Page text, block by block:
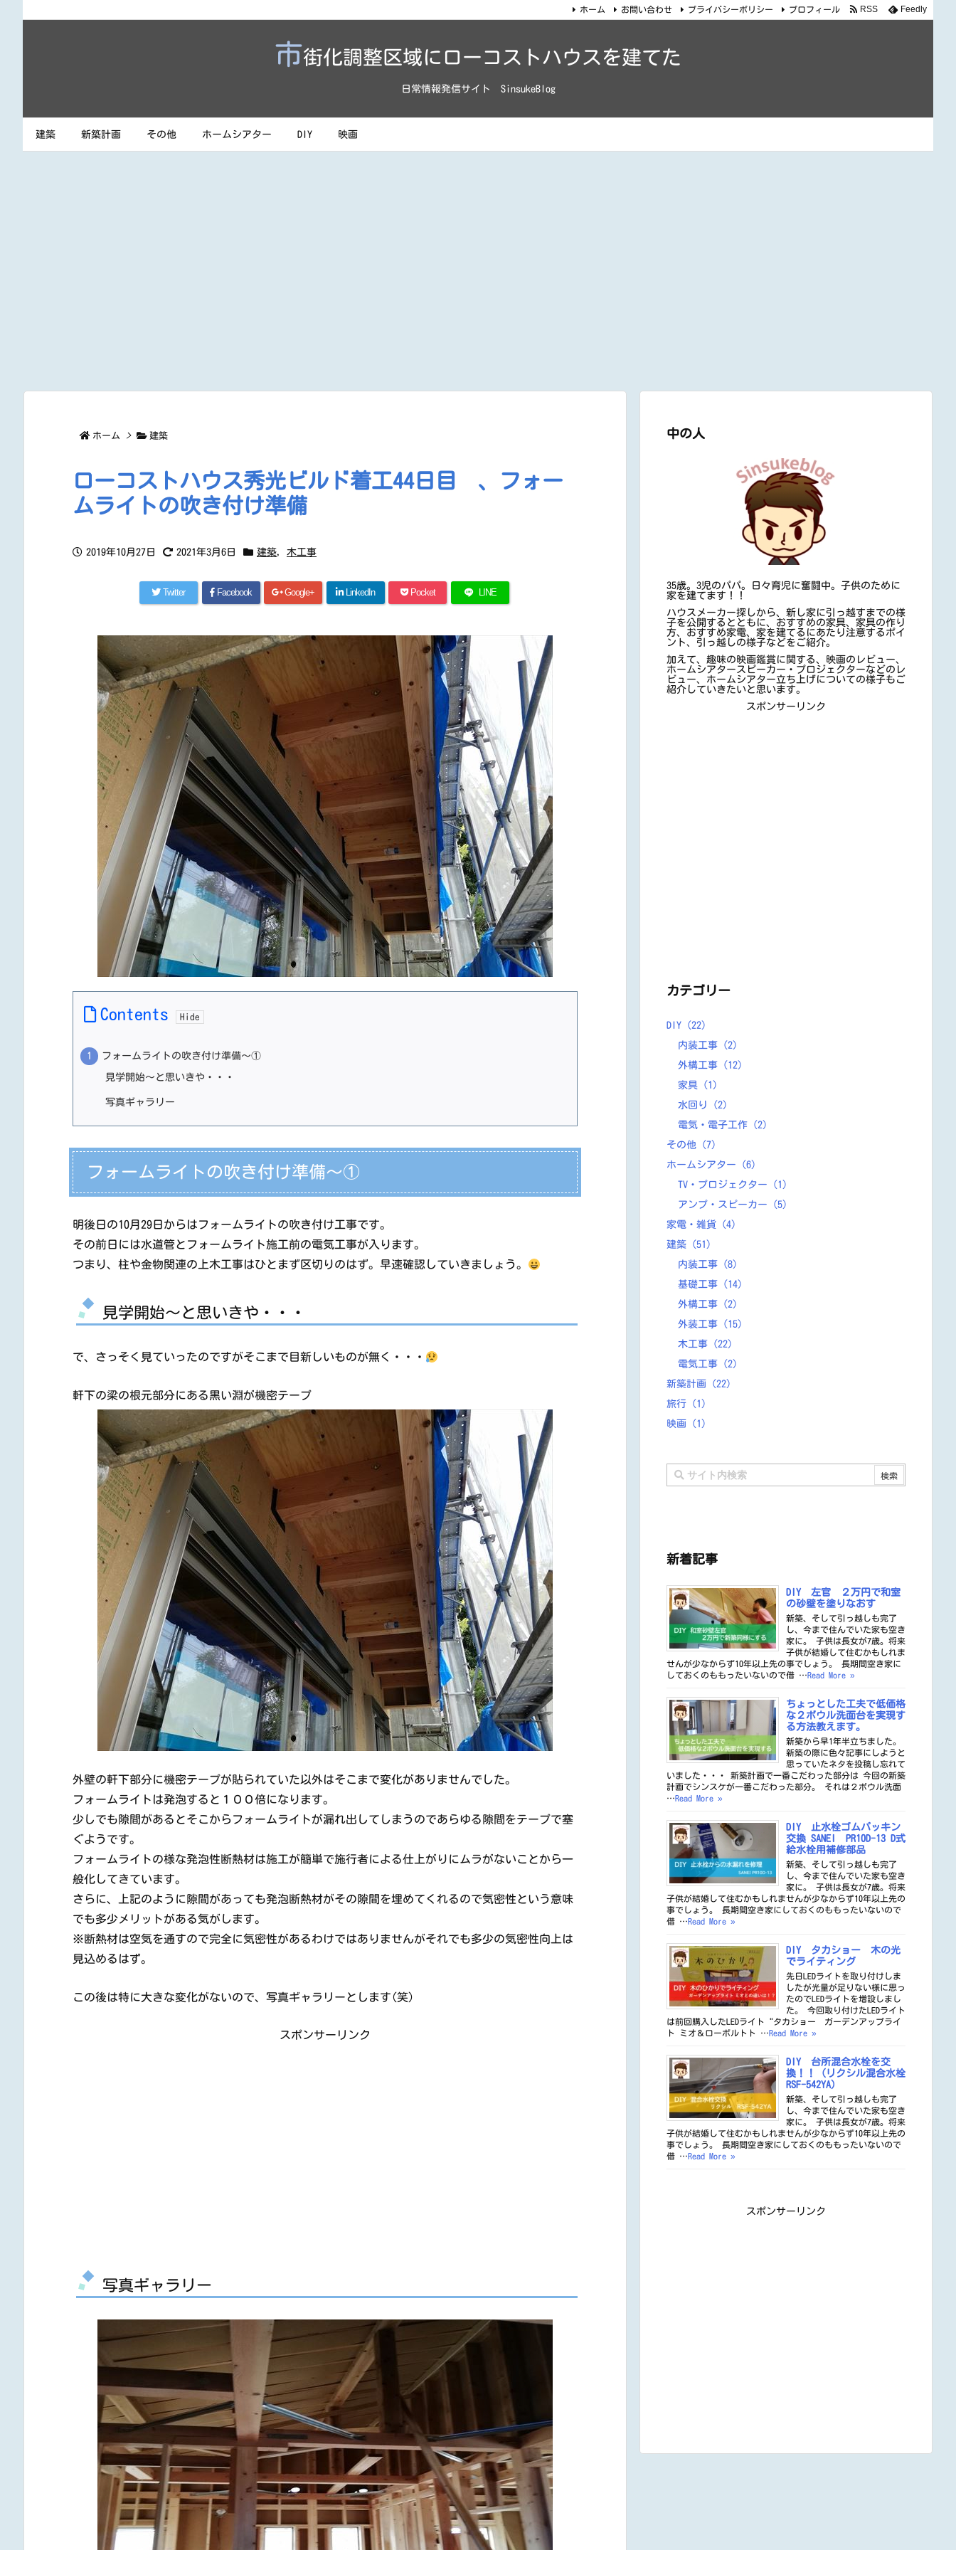
市街化調整区域にローコストハウスを建てた
日常情報発信サイト SinsukeBlog
建築 新築計画 その他 ホームシアター DIY 映画
ホーム お問い合わせ プライバシーポリシー プロフィール RSS Feedly
ホーム > 建築
ローコストハウス秀光ビルド着工44日目 、フォー
ムライトの吹き付け準備
2019年10月27日 2021年3月6日 建築, 木工事
Twitter Facebook Google+ LinkedIn Pocket LINE
Contents
フォームライトの吹き付け準備～①
見学開始～と思いきや・・・
写真ギャラリー
フォームライトの吹き付け準備～①
明後日の10月29日からはフォームライトの吹き付け工事です。
その前日には水道管とフォームライト施工前の電気工事が入ります。
つまり、柱や金物関連の上木工事はひとまず区切りのはず。早速確認していきましょう。
見学開始～と思いきや・・・
で、さっそく見ていったのですがそこまで目新しいものが無く・・・
軒下の梁の根元部分にある黒い淵が機密テープ
外壁の軒下部分に機密テープが貼られていた以外はそこまで変化がありませんでした。
フォームライトは発泡すると１００倍になります。
少しでも隙間があるとそこからフォームライトが漏れ出してしまうのであらゆる隙間をテープで塞
ぐようです。
フォームライトの様な発泡性断熱材は施工が簡単で施行者による仕上がりにムラがないことから一
般化してきています。
さらに、上記のように隙間があっても発泡断熱材がその隙間を埋めてくれるので気密性という意味
でも多少メリットがある気がします。
※断熱材は空気を通すので完全に気密性があるわけではありませんがそれでも多少の気密性向上は
見込めるはず。
この後は特に大きな変化がないので、写真ギャラリーとします(笑)
スポンサーリンク
写真ギャラリー
中の人
35歳。3児のパパ。日々育児に奮闘中。子供のために
家を建てます！！
ハウスメーカー探しから、新し家に引っ越すまでの様
子を公開するとともに、おすすめの家具、家具の作り
方、おすすめ家電、家を建てるにあたり注意するポイ
ント、引っ越しの様子などをご紹介。
加えて、趣味の映画鑑賞に関する、映画のレビュー、
ホームシアタースピーカー・プロジェクターなどのレ
ビュー、ホームシアター立ち上げについての様子もご
紹介していきたいと思います。
スポンサーリンク
カテゴリー
DIY
(22)
内装工事
(2)
外構工事
(12)
家具
(1)
水回り
(2)
電気・電子工作
(2)
その他
(7)
ホームシアター
(6)
TV・プロジェクター
(1)
アンプ・スピーカー
(5)
家電・雑貨
(4)
建築
(51)
内装工事
(8)
基礎工事
(14)
外構工事
(2)
外装工事
(15)
木工事
(22)
電気工事
(2)
新築計画
(22)
旅行
(1)
映画
(1)
新着記事
DIY 左官 ２万円で和室
の砂壁を塗りなおす
新築、そして引っ越しも完了
し、今まで住んでいた家も空き
家に。 子供は長女が7歳。将来
子供が結婚して住むかもしれま
せんが少なからず10年以上先の事でしょう。 長期間空き家に
しておくのももったいないので借 …Read More »
ちょっとした工夫で低価格
な２ボウル洗面台を実現す
る方法教えます。
新築から早1年半立ちました。
新築の際に色々記事にしようと
思っていたネタを投稿し忘れて
いました・・・ 新築計画で一番こだわった部分は 今回の新築
計画でシンスケが一番こだわった部分。 それは２ボウル洗面
…Read More »
DIY 止水栓ゴムパッキン
交換 SANEI PR10D-13 D式
給水栓用補修部品
新築、そして引っ越しも完了
し、今まで住んでいた家も空き
家に。 子供は長女が7歳。将来
子供が結婚して住むかもしれませんが少なからず10年以上先の
事でしょう。 長期間空き家にしておくのももったいないので
借 …Read More »
DIY タカショー 木の光
でライティング
先日LEDライトを取り付けしま
したが光量が足りない様に思っ
たのでLEDライトを増設しまし
た。 今回取り付けたLEDライト
は前回購入したLEDライト“タカショー ガーデンアップライ
ト ミオ＆ローボルトト …Read More »
DIY 台所混合水栓を交
換！！（リクシル混合水栓
RSF-542YA）
新築、そして引っ越しも完了
し、今まで住んでいた家も空き
家に。 子供は長女が7歳。将来
子供が結婚して住むかもしれませんが少なからず10年以上先の
事でしょう。 長期間空き家にしておくのももったいないので
借 …Read More »
スポンサーリンク